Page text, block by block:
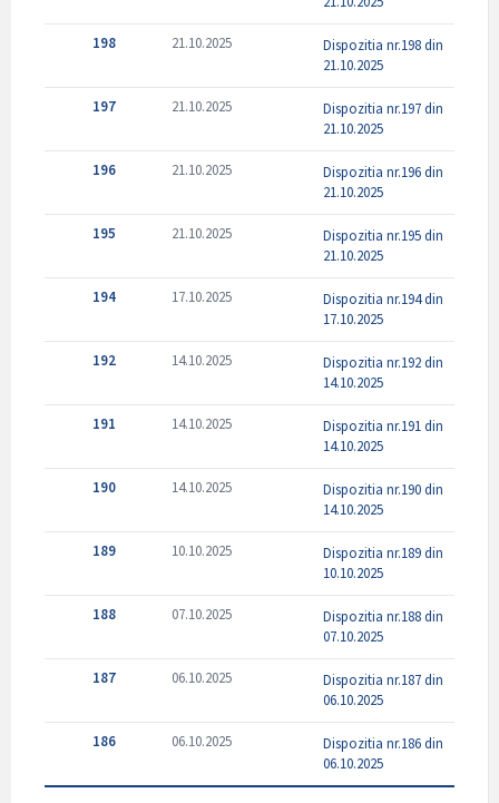
198 21.10.2025
Dispozitia nr.198 din
21.10.2025
197 21.10.2025
Dispozitia nr.197 din
21.10.2025
196 21.10.2025
Dispozitia nr.196 din
21.10.2025
195 21.10.2025
Dispozitia nr.195 din
21.10.2025
194 17.10.2025
Dispozitia nr.194 din
17.10.2025
192 14.10.2025
Dispozitia nr.192 din
14.10.2025
191 14.10.2025
Dispozitia nr.191 din
14.10.2025
190 14.10.2025
Dispozitia nr.190 din
14.10.2025
189 10.10.2025
Dispozitia nr.189 din
10.10.2025
188 07.10.2025
Dispozitia nr.188 din
07.10.2025
187 06.10.2025
Dispozitia nr.187 din
06.10.2025
186 06.10.2025
Dispozitia nr.186 din
06.10.2025